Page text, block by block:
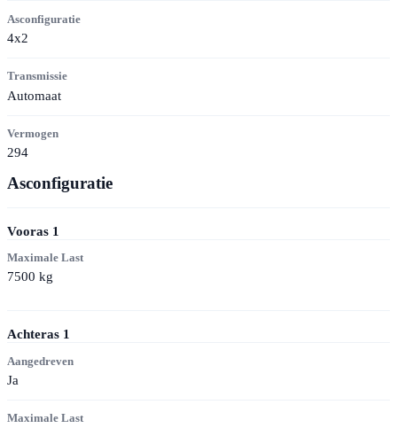
Asconfiguratie
4x2
Transmissie
Automaat
Vermogen
294
Asconfiguratie
Vooras 1
Maximale Last
7500 kg
Achteras 1
Aangedreven
Ja
Maximale Last